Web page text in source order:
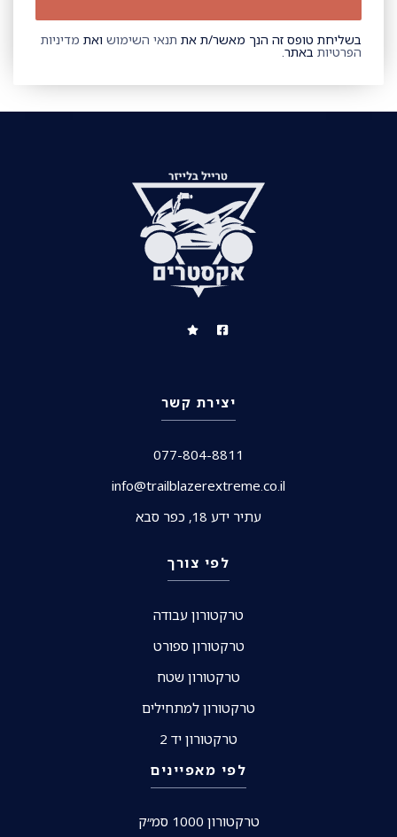
בשליחת טופס זה הנך מאשר/ת את תנאי השימוש ואת מדיניות
הפרטיות באתר.
יצירת קשר
077-804-8811
info@trailblazerextreme.co.il
עתיר ידע 18, כפר סבא
לפי צורך
טרקטורון עבודה
טרקטורון ספורט
טרקטורון שטח
טרקטורון למתחילים
טרקטורון יד 2
לפי מאפיינים
טרקטורון 1000 סמ״ק